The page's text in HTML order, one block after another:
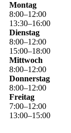
Montag
8:00–12:00
13:30–16:00
Dienstag
8:00–12:00
15:00–18:00
Mittwoch
8:00–12:00
Donnerstag
8:00–12:00
Freitag
7:00–12:00
13:00–15:00